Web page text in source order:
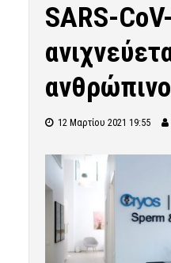
SARS-
12 Μαρτίου 2021 19:55